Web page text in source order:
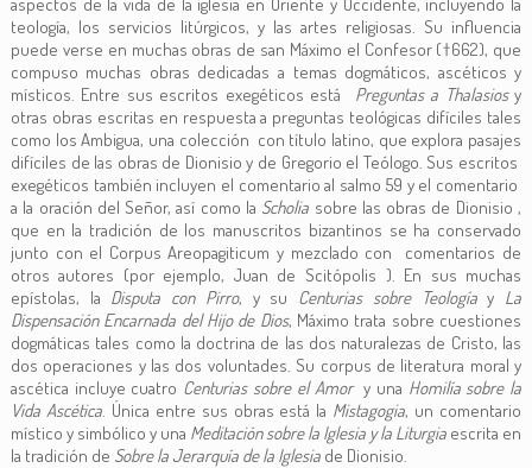
teología, los servicios litúrgicos, y las artes religiosas. Su influencia
puede verse en muchas obras de san Máximo el Confesor (†662), que
compuso muchas obras dedicadas a temas dogmáticos, ascéticos y
místicos. Entre sus escritos exegéticos está Preguntas a Thalasiosy
otras obras escritas en respuesta a preguntas teológicas difíciles tales
como los Ambigua, una colección con título latino, que explora pasajes
difíciles de las obras de Dionisio y de Gregorio el Teólogo. Sus escritos
exegéticos también incluyen el comentario al salmo 59 y el comentario
a la oración del Señor, así como la Scholia sobre las obras de Dionisio ,
que en la tradición de los manuscritos bizantinos se ha conservado
junto con el Corpus Areopagiticum y mezclado con comentarios de
otros autores (por ejemplo, Juan de Scitópolis ). En sus muchas
epístolas, la Disputa con Pirro, y su Centurias sobre Teologíay La
Dispensación Encarnada del Hijo de Dios, Máximo trata sobre cuestiones
dogmáticas tales como la doctrina de las dos naturalezas de Cristo, las
dos operaciones y las dos voluntades. Su corpus de literatura moral y
ascética incluye cuatro Centurias sobre el Amory una Homilía sobre la
Vida Ascética. Única entre sus obras está la Mistagogia, un comentario
místico y simbólico y una Meditación sobre la Iglesia y la Liturgia escrita en
la tradición de Sobre la Jerarquía de la Iglesiade Dionisio.